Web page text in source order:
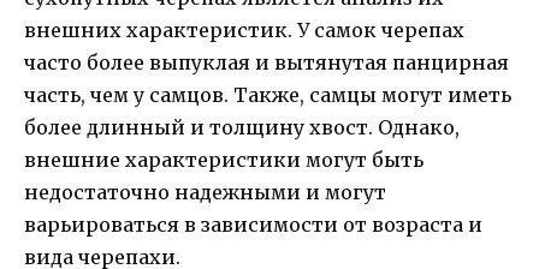
внешних характеристик. У самок черепах
часто более выпуклая и вытянутая панцирная
часть, чем у самцов. Также, самцы могут иметь
более длинный и толщину хвост. Однако,
внешние характеристики могут быть
недостаточно надежными и могут
варьироваться в зависимости от возраста и
вида черепахи.